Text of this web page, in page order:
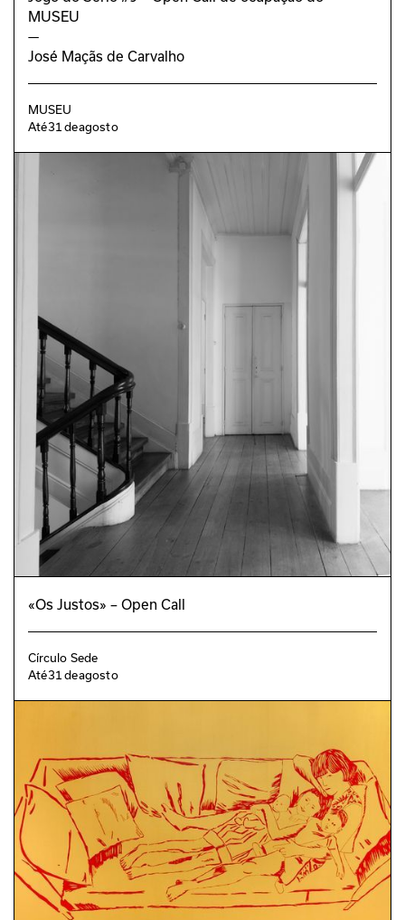
MUSEU
—
José Maçãs de Carvalho
MUSEU
Até31deagosto
«Os Justos» – Open Call
Círculo Sede
Até31deagosto